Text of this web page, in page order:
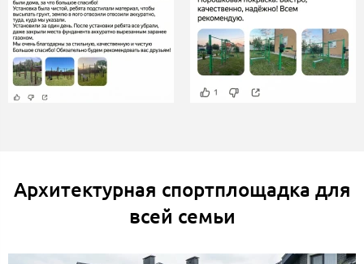
Архитектурная спортплощадка для
всей семьи